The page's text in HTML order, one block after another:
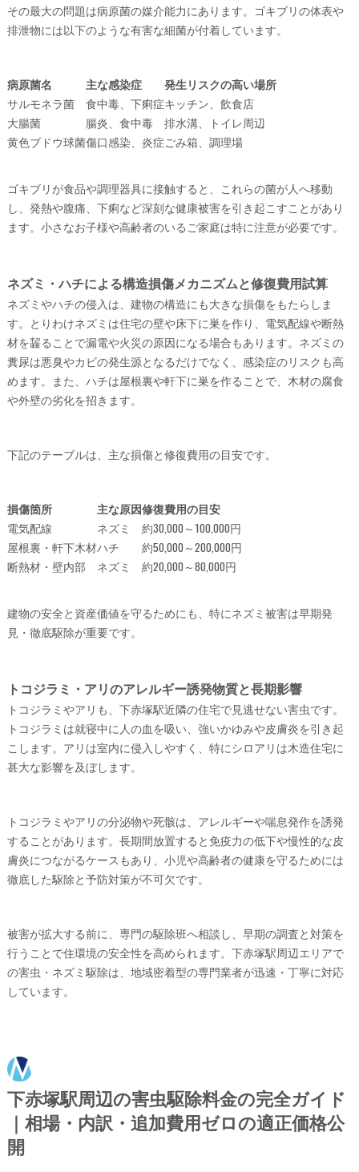
その最大の問題は病原菌の媒介能力にあります。ゴキブリの体表や
排泄物には以下のような有害な細菌が付着しています。
病原菌名 主な感染症
発生リスクの高い場所
サルモネラ菌
食中毒、下痢症キッチン、飲食店
大腸菌
腸炎、食中毒
排水溝、トイレ周辺
黄色ブドウ球菌傷口感染、炎症ごみ箱、調理場
ゴキブリが食品や調理器具に接触すると、これらの菌が人へ移動
し、発熱や腹痛、下痢など深刻な健康被害を引き起こすことがあり
ます。小さなお子様や高齢者のいるご家庭は特に注意が必要です。
ネズミ・ハチによる構造損傷メカニズムと修復費用試算
ネズミやハチの侵入は、建物の構造にも大きな損傷をもたらしま
す。とりわけネズミは住宅の壁や床下に巣を作り、電気配線や断熱
材を齧ることで漏電や火災の原因になる場合もあります。ネズミの
糞尿は悪臭やカビの発生源となるだけでなく、感染症のリスクも高
めます。また、ハチは屋根裏や軒下に巣を作ることで、木材の腐食
や外壁の劣化を招きます。
下記のテーブルは、主な損傷と修復費用の目安です。
損傷箇所 主な原因修復費用の目安
電気配線
ネズミ
約30,000～100,000円
屋根裏・軒下木材ハチ
約50,000～200,000円
断熱材・壁内部
ネズミ 約20,000～80,000円
建物の安全と資産価値を守るためにも、特にネズミ被害は早期発
見・徹底駆除が重要です。
トコジラミ・アリのアレルギー誘発物質と長期影響
トコジラミやアリも、下赤塚駅近隣の住宅で見逃せない害虫です。
トコジラミは就寝中に人の血を吸い、強いかゆみや皮膚炎を引き起
こします。アリは室内に侵入しやすく、特にシロアリは木造住宅に
甚大な影響を及ぼします。
トコジラミやアリの分泌物や死骸は、アレルギーや喘息発作を誘発
することがあります。長期間放置すると免疫力の低下や慢性的な皮
膚炎につながるケースもあり、小児や高齢者の健康を守るためには
徹底した駆除と予防対策が不可欠です。
被害が拡大する前に、専門の駆除班へ相談し、早期の調査と対策を
行うことで住環境の安全性を高められます。下赤塚駅周辺エリアで
の害虫・ネズミ駆除は、地域密着型の専門業者が迅速・丁寧に対応
しています。
下赤塚駅周辺の害虫駆除料金の完全ガイド
｜相場・内訳・追加費用ゼロの適正価格公
開